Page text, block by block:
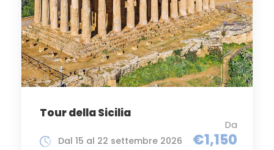
Tour della Sicilia
Da
€1,150
Dal 15 al 22 settembre 2026